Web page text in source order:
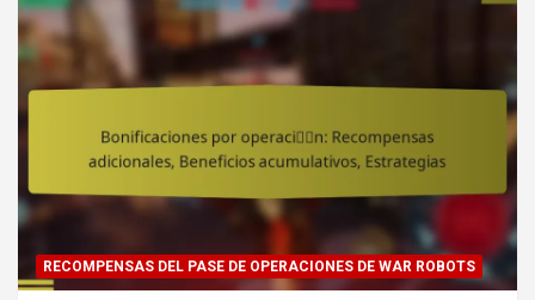
RECOMPENSAS DEL PASE DE OPERACIONES DE WAR ROBOTS